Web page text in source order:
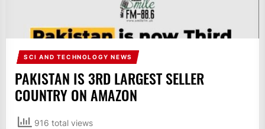
SCI AND TECHNOLOGY NEWS
PAKISTAN IS 3RD LARGEST SELLER
COUNTRY ON AMAZON
916 total views